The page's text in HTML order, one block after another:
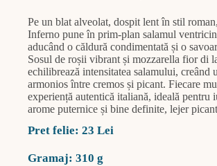
Pe un blat alveolat, dospit lent în stil
Inferno pune în prim-plan salamul
aducând o căldură condimentată și o
Sosul de roșii vibrant și mozzarella fior di
echilibrează intensitatea salamului, creând
armonios între cremos și picant. Fiecare
experiență autentică italiană, ideală pentru
arome puternice și bine definite, lejer
Pret felie: 23 Lei
Gramaj: 310 g